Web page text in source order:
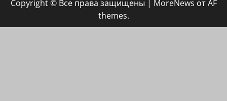
ХАЙФАИНФО
Copyright © Все права защищены | MoreNews от AF
themes.